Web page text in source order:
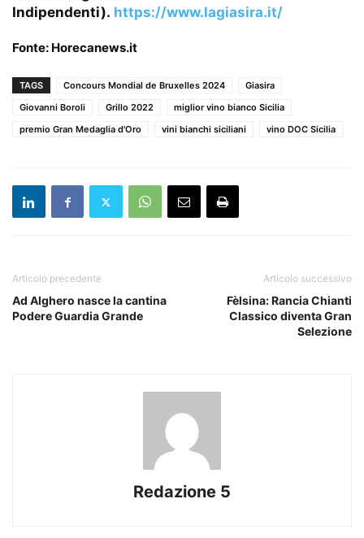
Indipendenti). https://www.lagiasira.it/
Fonte: Horecanews.it
TAGS Concours Mondial de Bruxelles 2024
Giasira
Giovanni Boroli
Grillo 2022
miglior vino bianco Sicilia
premio Gran Medaglia d'Oro
vini bianchi siciliani vino DOC Sicilia
Articolo precedente
Ad Alghero nasce la cantina
Podere Guardia Grande
Articolo successivo
Fèlsina: Rancia Chianti
Classico diventa Gran
Selezione
Redazione 5